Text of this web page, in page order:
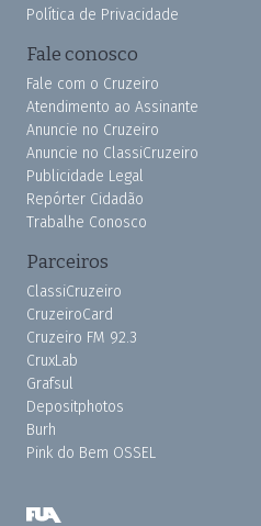
Política de Privacidade
Fale conosco
Fale com o Cruzeiro
Atendimento ao Assinante
Anuncie no Cruzeiro
Anuncie no ClassiCruzeiro
Publicidade Legal
Repórter Cidadão
Trabalhe Conosco
Parceiros
ClassiCruzeiro
CruzeiroCard
Cruzeiro FM 92.3
CruxLab
Grafsul
Depositphotos
Burh
Pink do Bem OSSEL